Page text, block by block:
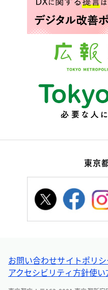
東京
お問い合わせサイトポリ
アクセシビリティ方針使い